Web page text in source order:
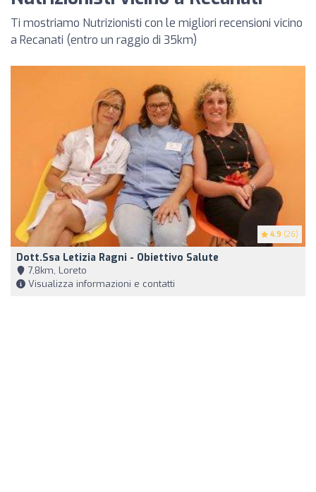
Ti mostriamo Nutrizionisti con le migliori recensioni vicino
a Recanati (entro un raggio di 35km)
4.9 (26)
Dott.ssa Letizia Ragni - Obiettivo Salute
7,8km, Loreto
Visualizza informazioni e contatti